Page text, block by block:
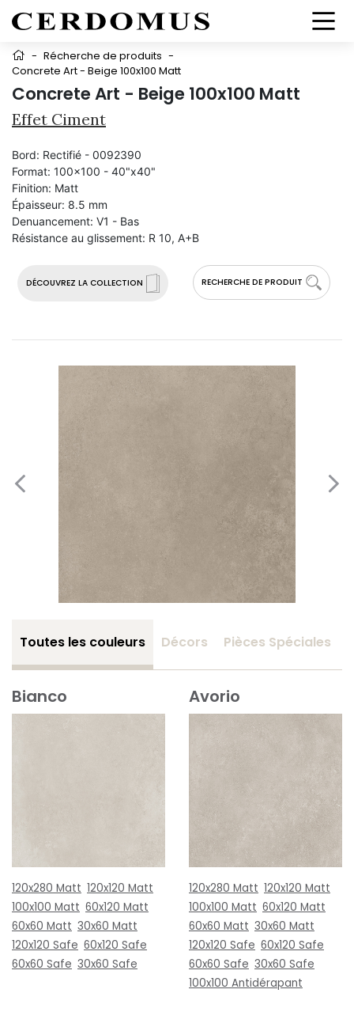
- Récherche de produits -
Concrete Art - Beige 100x100 Matt
Concrete Art - Beige 100x100 Matt
Effet Ciment
DÉCOUVREZ LA COLLECTION RECHERCHE DE PRODUIT
Bord: Rectifié - 0092390
Format: 100x100 - 40"x40"
Finition: Matt
Épaisseur: 8.5 mm
Denuancement: V1 - Bas
Résistance au glissement: R 10, A+B
Toutes les couleurs Décors Pièces Spéciales
Bianco
120x280 Matt 120x120 Matt
100x100 Matt 60x120 Matt
60x60 Matt 30x60 Matt
120x120 Safe 60x120 Safe
60x60 Safe 30x60 Safe
Avorio
120x280 Matt 120x120 Matt
100x100 Matt 60x120 Matt
60x60 Matt 30x60 Matt
120x120 Safe 60x120 Safe
60x60 Safe 30x60 Safe
100x100 Antidérapant